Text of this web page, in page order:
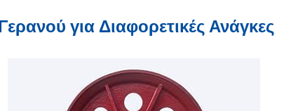
για Διαφορετικές Ανάγκες